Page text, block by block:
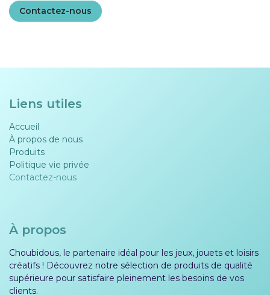
Contactez-nous
Liens utiles
Accueil
À propos de nous
Produits
Politique vie privée​​
Contactez-nous
À propos
Choubidous, le partenaire idéal pour les jeux, jouets et loisirs
créatifs ! Découvrez notre sélection de produits de qualité
supérieure pour satisfaire pleinement les besoins de vos
clients.